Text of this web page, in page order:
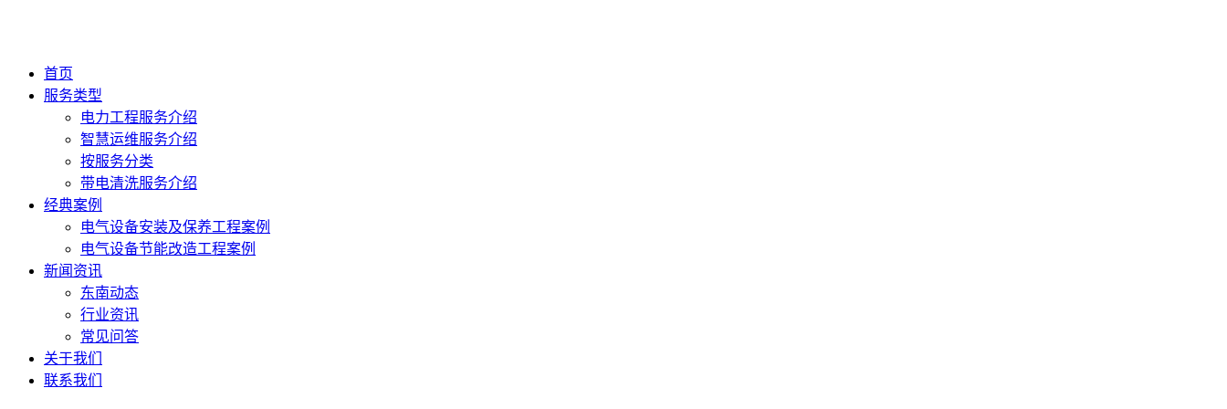
首页
服务类型
电力工程服务介绍
智慧运维服务介绍
按服务分类
带电清洗服务介绍
经典案例
电气设备安装及保养工程案例
电气设备节能改造工程案例
新闻资讯
东南动态
行业资讯
常见问答
关于我们
联系我们